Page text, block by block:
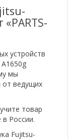
устройств
мы
от ведущих
товар
России.
Fujitsu-